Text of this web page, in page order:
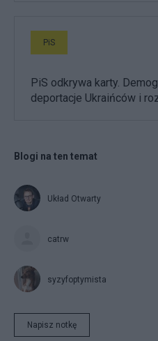
PiS
PiS odkrywa karty.
deportacje Ukraińców i
Blogi na ten temat
Układ Otwarty
catrw
syzyfoptymista
Napisz notkę